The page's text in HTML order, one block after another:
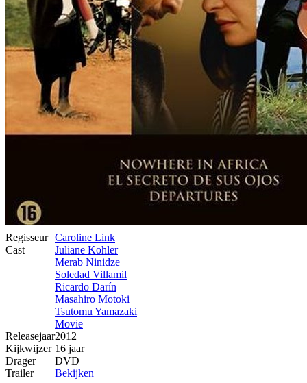
Regisseur Caroline Link
Cast
Juliane Kohler
Merab Ninidze
Soledad Villamil
Ricardo Darín
Masahiro Motoki
Tsutomu Yamazaki
Movie
Releasejaar2012
Kijkwijzer 16 jaar
Drager
DVD
Trailer
Bekijken